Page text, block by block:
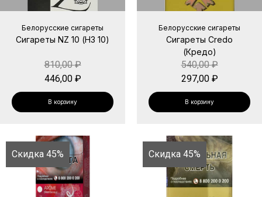
Белорусские сигареты
Сигареты NZ 10 (НЗ 10)
810,00₽
446,00 ₽
В корзину
Белорусские сигареты
Сигареты Credo
(Кредо)
540,00₽
297,00 ₽
В корзину
Скидка 45% Скидка 45%